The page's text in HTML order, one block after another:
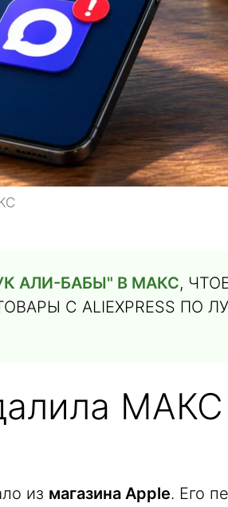
АЛИ-БАБЫ" В МАКС,
С ALIEXPRESS ПО
МАКС
из магазина Apple. Его